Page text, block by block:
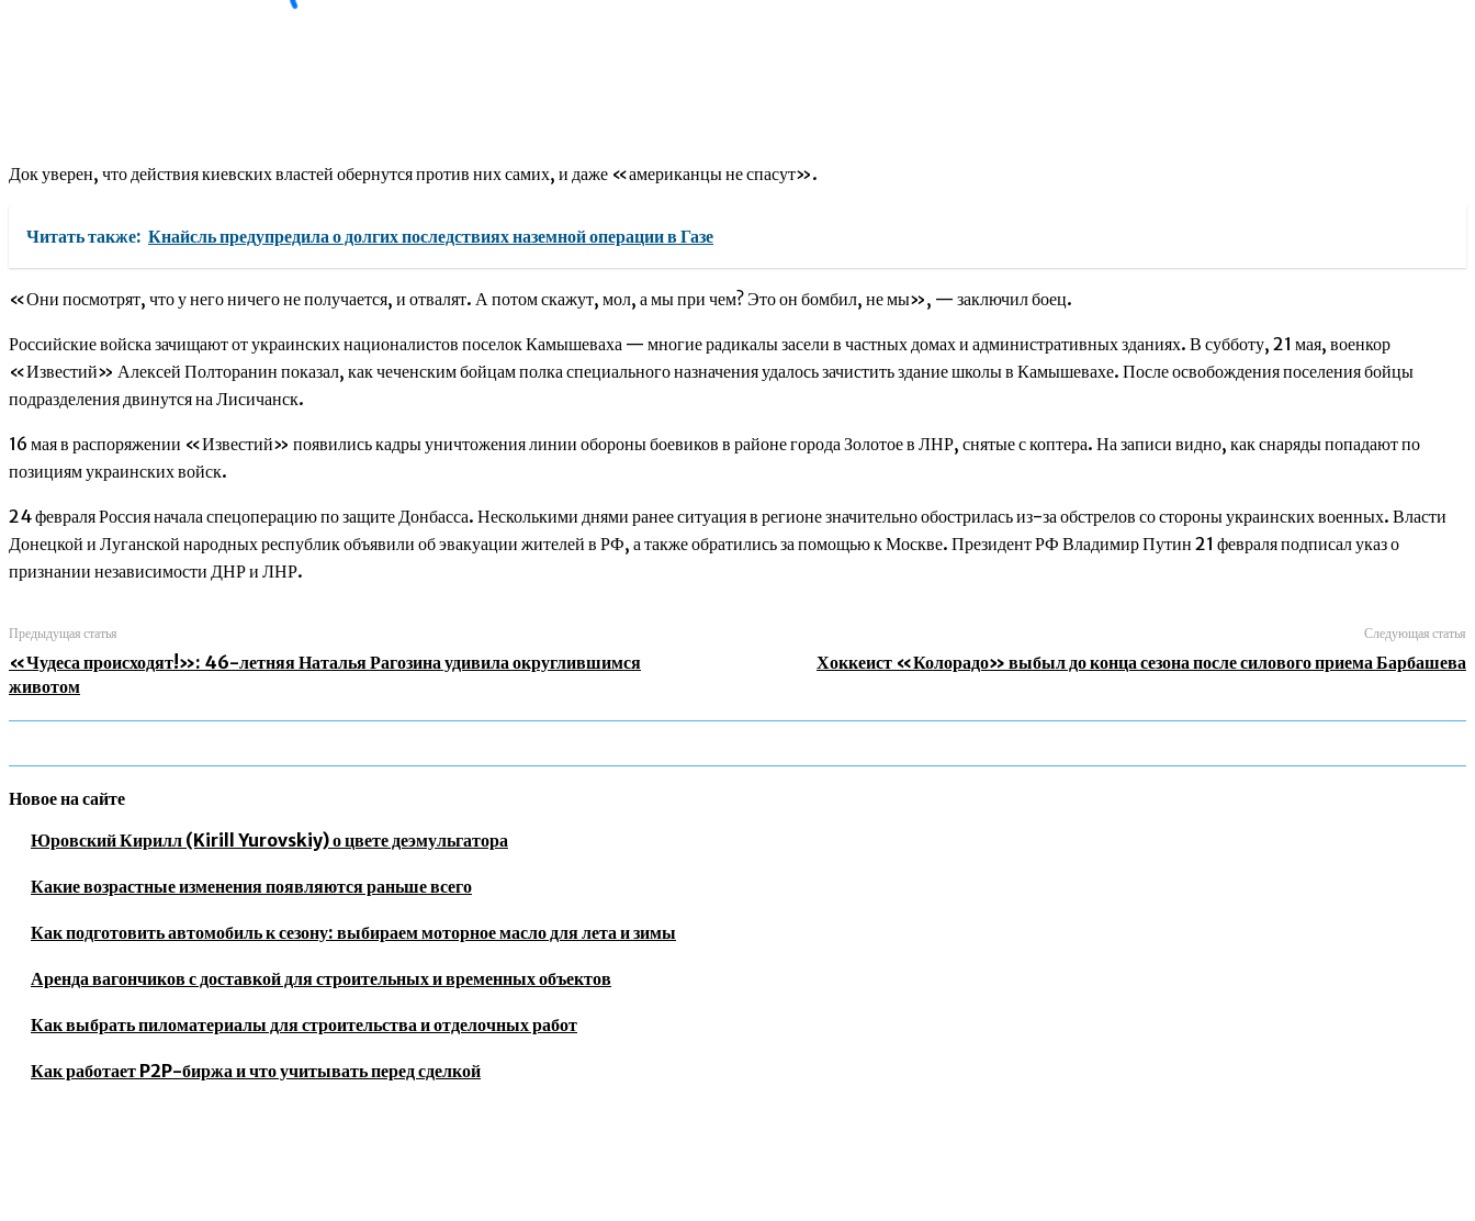
Док уверен, что действия киевских властей обернутся против них самих, и даже «американцы не спасут».
Читать также: Кнайсль предупредила о долгих последствиях наземной операции в Газе
«Они посмотрят, что у него ничего не получается, и отвалят. А потом скажут, мол, а мы при чем? Это он бомбил, не мы», — заключил боец.
Российские войска зачищают от украинских националистов поселок Камышеваха — многие радикалы засели в частных домах и административных зданиях. В субботу, 21 мая, военкор
«Известий» Алексей Полторанин показал, как чеченским бойцам полка специального назначения удалось зачистить здание школы в Камышевахе. После освобождения поселения бойцы
подразделения двинутся на Лисичанск.
16 мая в распоряжении «Известий» появились кадры уничтожения линии обороны боевиков в районе города Золотое в ЛНР, снятые с коптера. На записи видно, как снаряды попадают по
позициям украинских войск.
24 февраля Россия начала спецоперацию по защите Донбасса. Несколькими днями ранее ситуация в регионе значительно обострилась из-за обстрелов со стороны украинских военных. Власти
Донецкой и Луганской народных республик объявили об эвакуации жителей в РФ, а также обратились за помощью к Москве. Президент РФ Владимир Путин 21 февраля подписал указ о
признании независимости ДНР и ЛНР.
Предыдущая статья
«Чудеса происходят!»: 46-летняя Наталья Рагозина удивила округлившимся
животом
Следующая статья
Хоккеист «Колорадо» выбыл до конца сезона после силового приема Барбашева
Новое на сайте
Юровский Кирилл (Kirill Yurovskiy) о цвете деэмульгатора
Какие возрастные изменения появляются раньше всего
Как подготовить автомобиль к сезону: выбираем моторное масло для лета и зимы
Аренда вагончиков с доставкой для строительных и временных объектов
Как выбрать пиломатериалы для строительства и отделочных работ
Как работает P2P-биржа и что учитывать перед сделкой